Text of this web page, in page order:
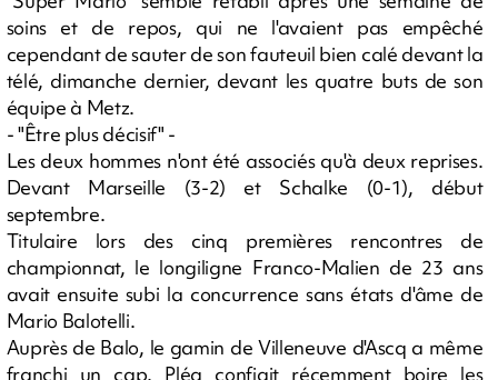
soins et de repos, qui ne l'avaient pas empêché
cependant de sauter de son fauteuil bien calé devant la
télé, dimanche dernier, devant les quatre buts de son
équipe à Metz.
- "Être plus décisif" -
Les deux hommes n'ont été associés qu'à deux reprises.
Devant Marseille (3-2) et Schalke (0-1), début
septembre.
Titulaire lors des cinq premières rencontres de
championnat, le longiligne Franco-Malien de 23 ans
avait ensuite subi la concurrence sans états d'âme de
Mario Balotelli.
Auprès de Balo, le gamin de Villeneuve d'Ascq a même
franchi un cap. Pléa confiait récemment boire les